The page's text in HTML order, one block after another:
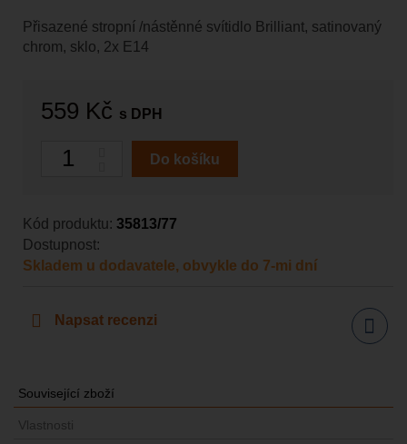
Přisazené stropní /nástěnné svítidlo Brilliant, satinovaný
chrom, sklo, 2x E14
559 Kč s DPH
Počet
Do košíku
Kód produktu: 35813/77
Dostupnost:
Skladem u dodavatele, obvykle do 7-mi dní
Napsat recenzi
Sdílet
Související zboží
Vlastnosti